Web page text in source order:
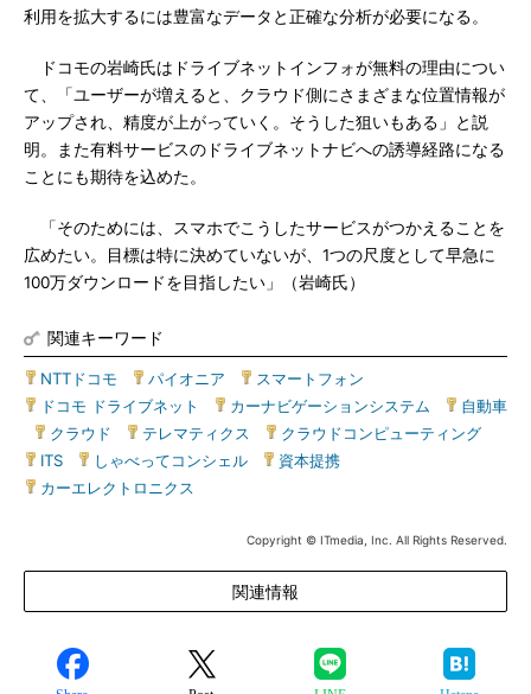
利用を拡大するには豊富なデータと正確な分析が必要になる。
ドコモの岩崎氏はドライブネットインフォが無料の理由につい
て、「ユーザーが増えると、クラウド側にさまざまな位置情報が
アップされ、精度が上がっていく。そうした狙いもある」と説
明。また有料サービスのドライブネットナビへの誘導経路になる
ことにも期待を込めた。
「そのためには、スマホでこうしたサービスがつかえることを
広めたい。目標は特に決めていないが、1つの尺度として早急に
100万ダウンロードを目指したい」（岩崎氏）
関連キーワード
NTTドコモ パイオニア スマートフォン
ドコモ ドライブネット
カーナビゲーションシステム
自動車
クラウド テレマティクス クラウドコンピューティング
ITS
しゃべってコンシェル 資本提携
カーエレクトロニクス
Copyright © ITmedia, Inc. All Rights Reserved.
関連情報